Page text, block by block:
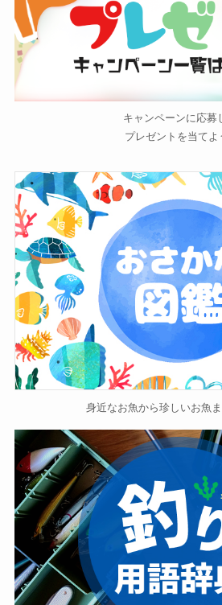
キャンペーンに応募
プレゼントを当てよ
身近なお魚から珍しいお魚ま